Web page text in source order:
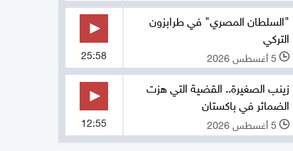
"السلطان المصري" في طرابزون
التركي
l 5 أغسطس 2026 25:58
زينب الصغيرة.. القضية التي هزت
الضمائر في باكستان
l 5 أغسطس 2026 12:55